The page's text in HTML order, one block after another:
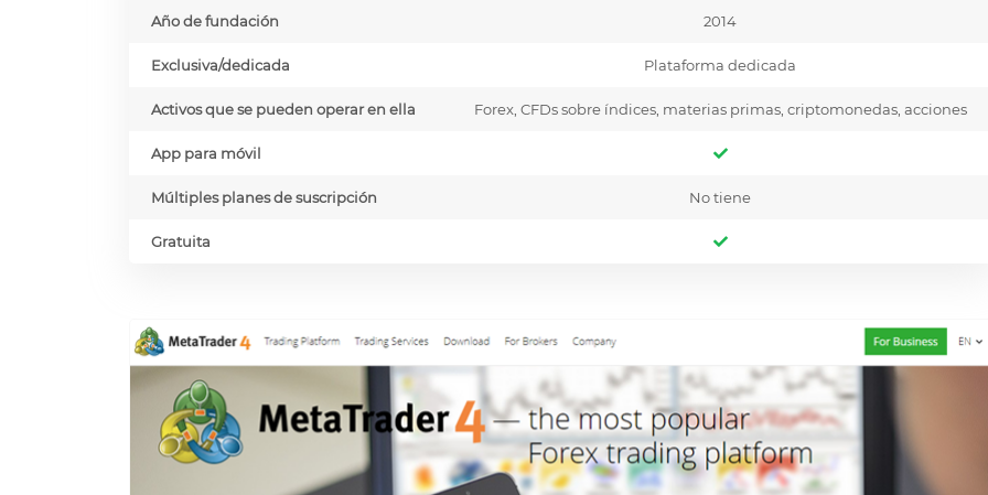
Año de fundación 2014
Exclusiva/dedicada Plataforma dedicada
Activos que se pueden operar en ella Forex, CFDs sobre índices, materias primas, criptomonedas, acciones
App para móvil
Múltiples planes de suscripción No tiene
Gratuita